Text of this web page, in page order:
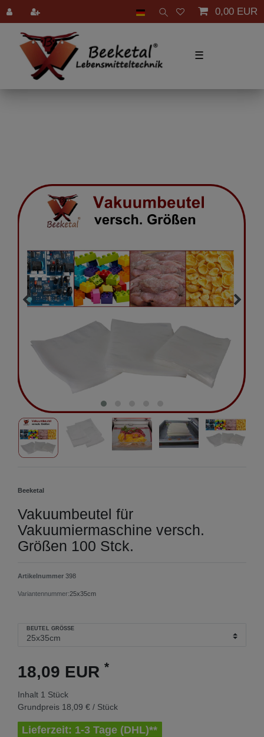
0,00 EUR
☰
Beeketal
Vakuumbeutel für
Vakuumiermaschine versch.
Größen 100 Stck.
Artikelnummer 398
Variantennummer:25x35cm
BEUTEL GRÖSSE
18,09 EUR *
Inhalt 1 Stück
Grundpreis 18,09 € / Stück
Lieferzeit: 1-3 Tage (DHL)**